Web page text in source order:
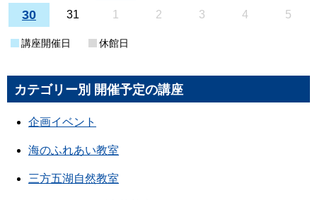
30 31 1 2 3 4 5
講座開催日 休館日
カテゴリー別 開催予定の講座
企画イベント
海のふれあい教室
三方五湖自然教室